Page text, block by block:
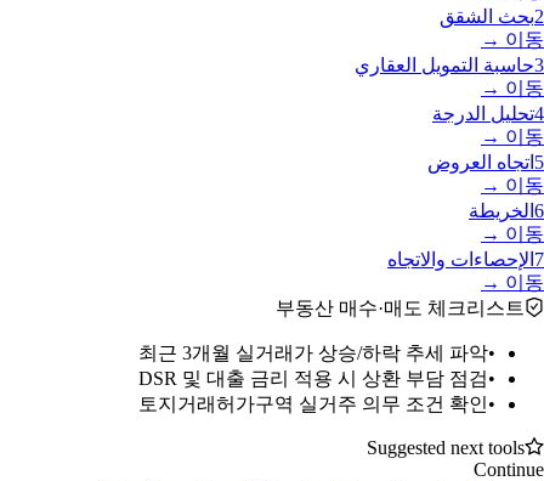
2بحث الشقق
이동 →
3حاسبة التمويل العقاري
이동 →
4تحليل الدرجة
이동 →
5 اتجاه العروض
이동 →
6 الخريطة
이동 →
7 الإحصاءات والاتجاه
이동 →
부동산 매수·매도 체크리스트
•
최근 3개월 실거래가 상승/하락 추세 파악
•
DSR 및 대출 금리 적용 시 상환 부담 점검
•
토지거래허가구역 실거주 의무 조건 확인
Suggested next tools
Continue